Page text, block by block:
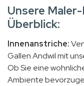
Unsere
Überblick:
Innenanstriche:
Gallen Andwil mit
Ob Sie eine
Ambiente